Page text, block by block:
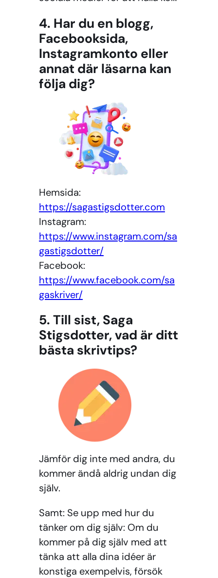
4. Har du en blogg,
Facebooksida,
Instagramkonto eller
annat där läsarna kan
följa dig?
Hemsida:
https://sagastigsdotter.com
Instagram:
https://www.instagram.com/sa
gastigsdotter/
Facebook:
https://www.facebook.com/sa
gaskriver/
5. Till sist, Saga
Stigsdotter, vad är ditt
bästa skrivtips?
Jämför dig inte med andra, du
kommer ändå aldrig undan dig
själv.
Samt: Se upp med hur du
tänker om dig själv: Om du
kommer på dig själv med att
tänka att alla dina idéer är
konstiga exempelvis, försök